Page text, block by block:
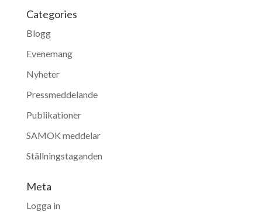
Categories
Blogg
Evenemang
Nyheter
Pressmeddelande
Publikationer
SAMOK meddelar
Ställningstaganden
Meta
Logga in